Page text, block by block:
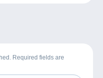
Required fields are